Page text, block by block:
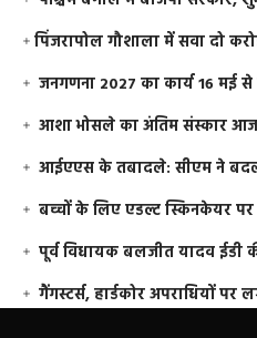
​पिंजरापोल गौशाला में सवा दो
जनगणना 2027 का कार्य 16 मई
आशा भोसले का अंतिम संस्कार आज
आईएएस के तबादले: सीएम ने
बच्चों के लिए एडल्ट स्किनकेयर
पूर्व विधायक बलजीत यादव ईडी
गैंगस्टर्स, हार्डकोर अपराधियों